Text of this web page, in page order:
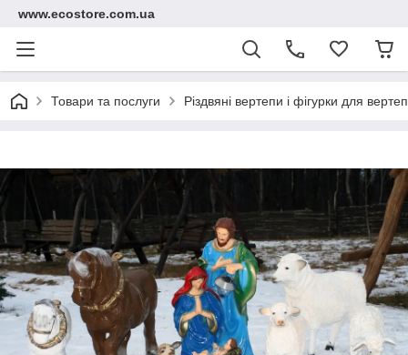
www.ecostore.com.ua
Товари та послуги Різдвяні вертепи і фігурки для